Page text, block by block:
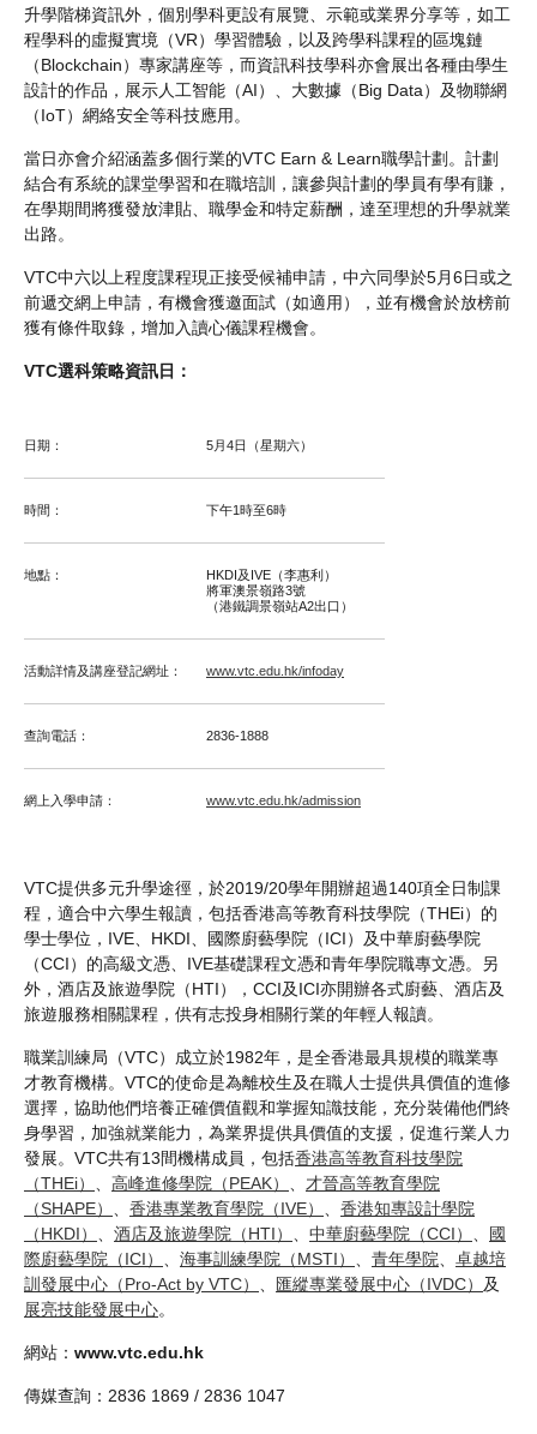
升學階梯資訊外，個別學科更設有展覽、示範或業界分享等，如工
程學科的虛擬實境（VR）學習體驗，以及跨學科課程的區塊鏈
（Blockchain）專家講座等，而資訊科技學科亦會展出各種由學生
設計的作品，展示人工智能（AI）、大數據（Big Data）及物聯網
（IoT）網絡安全等科技應用。
當日亦會介紹涵蓋多個行業的VTC Earn & Learn職學計劃。計劃
結合有系統的課堂學習和在職培訓，讓參與計劃的學員有學有賺，
在學期間將獲發放津貼、職學金和特定薪酬，達至理想的升學就業
出路。
VTC中六以上程度課程現正接受候補申請，中六同學於5月6日或之
前遞交網上申請，有機會獲邀面試（如適用），並有機會於放榜前
獲有條件取錄，增加入讀心儀課程機會。
VTC選科策略資訊日：
日期： 5月4日（星期六）
時間： 下午1時至6時
地點：
HKDI及IVE（李惠利）
將軍澳景嶺路3號
（港鐵調景嶺站A2出口）
活動詳情及講座登記網址： www.vtc.edu.hk/infoday
查詢電話： 2836-1888
網上入學申請： www.vtc.edu.hk/admission
VTC提供多元升學途徑，於2019/20學年開辦超過140項全日制課
程，適合中六學生報讀，包括香港高等教育科技學院（THEi）的
學士學位，IVE、HKDI、國際廚藝學院（ICI）及中華廚藝學院
（CCI）的高級文憑、IVE基礎課程文憑和青年學院職專文憑。另
外，酒店及旅遊學院（HTI），CCI及ICI亦開辦各式廚藝、酒店及
旅遊服務相關課程，供有志投身相關行業的年輕人報讀。
職業訓練局（VTC）成立於1982年，是全香港最具規模的職業專
才教育機構。VTC的使命是為離校生及在職人士提供具價值的進修
選擇，協助他們培養正確價值觀和掌握知識技能，充分裝備他們終
身學習，加強就業能力，為業界提供具價值的支援，促進行業人力
發展。VTC共有13間機構成員，包括香港高等教育科技學院
（THEi）
高峰進修學院（PEAK）
才晉高等教育學院
（SHAPE）
香港專業教育學院（IVE）
香港知專設計學院
（HKDI）
酒店及旅遊學院（HTI） 中華廚藝學院（CCI）
國
際廚藝學院（ICI）
海事訓練學院（MSTI） 青年學院
卓越培
訓發展中心（Pro-Act by VTC）
匯縱專業發展中心（IVDC） 及
展亮技能發展中心。
網站： www.vtc.edu.hk
傳媒查詢：2836 1869 / 2836 1047